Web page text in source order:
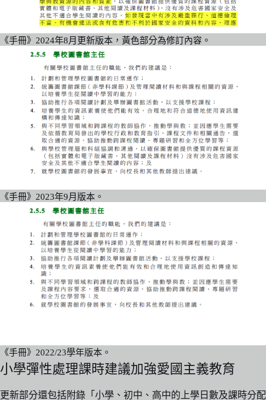
《手冊》2024年8月更新版本，黃色部分為修訂內容。
《手冊》2023年9月版本。
《手冊》2022/23學年版本。
小學彈性處理課時建議加強愛國主義教育
更新部分還包括附錄「小學、初中、高中的上學日數及課時分配